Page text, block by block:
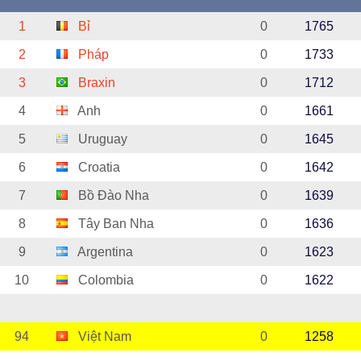
1 Bỉ 0 1765
2 Pháp 0 1733
3 Braxin 0 1712
4 Anh 0 1661
5 Uruguay 0 1645
6 Croatia 0 1642
7 Bồ Đào Nha 0 1639
8 Tây Ban Nha 0 1636
9 Argentina 0 1623
10 Colombia 0 1622
94 Việt Nam 0 1258